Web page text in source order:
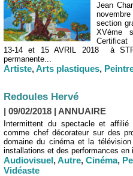
Jean
section
XVéme
Certificat
13-14 et 15 AVRIL 2018 à
permanente...
Artiste,Arts plastiques,
Redoules Hervé
| 09/02/2018 | ANNUAIRE
Intermittent du spectacle et
comme chef décorateur sur des
domaine du cinéma et la
installations et des performances
Audiovisuel,Autre, Cinéma,
Vidéaste